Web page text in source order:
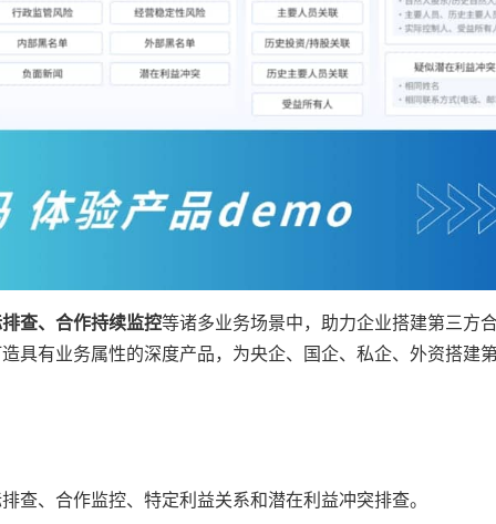
查、合作持续监控等诸多业务场景中，助力企业搭建第三方
具有业务属性的深度产品，为央企、国企、私企、外资搭建
查、合作监控、特定利益关系和潜在利益冲突排查。